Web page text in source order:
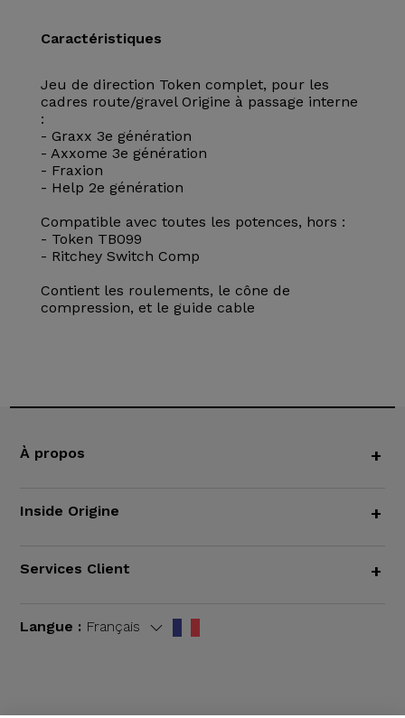
Caractéristiques
Jeu de direction Token complet, pour les
cadres route/gravel Origine à passage interne
:
- Graxx 3e génération
- Axxome 3e génération
- Fraxion
- Help 2e génération
Compatible avec toutes les potences, hors :
- Token TB099
- Ritchey Switch Comp
Contient les roulements, le cône de
compression, et le guide cable
À propos +
Inside Origine +
Services Client +
Langue : Français